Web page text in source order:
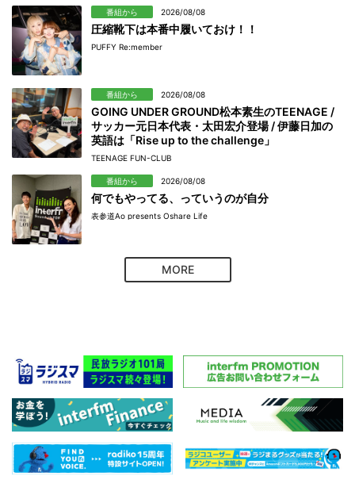
番組から 2026/08/08
圧縮靴下は本番中履いておけ！！
PUFFY Re:member
番組から 2026/08/08
GOING UNDER GROUND松本素生のTEENAGE /
サッカー元日本代表・太田宏介登場 / 伊藤日加の
英語は「Rise up to the challenge」
TEENAGE FUN-CLUB
番組から 2026/08/08
何でもやってる、っていうのが自分
表参道Ao presents Oshare Life
MORE